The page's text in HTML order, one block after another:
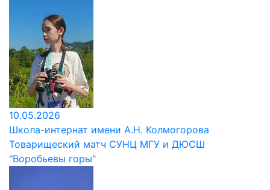
10.05.2026
Школа-интернат имени А.Н. Колмогорова
Товарищеский матч СУНЦ МГУ и ДЮСШ
"Воробьевы горы"